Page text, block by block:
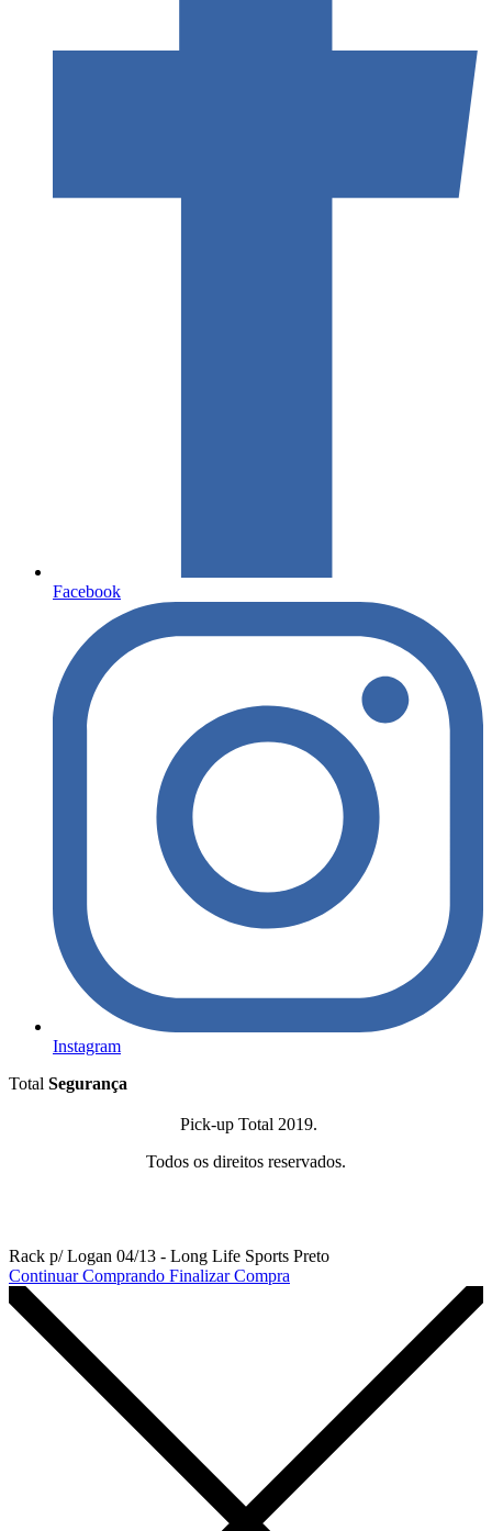
Facebook
Instagram
Total Segurança
Pick-up Total 2019.
Todos os direitos reservados.
Rack p/ Logan 04/13 - Long Life Sports Preto
Continuar Comprando Finalizar Compra